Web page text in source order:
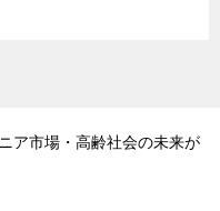
ア市場・高齢社会の未来が